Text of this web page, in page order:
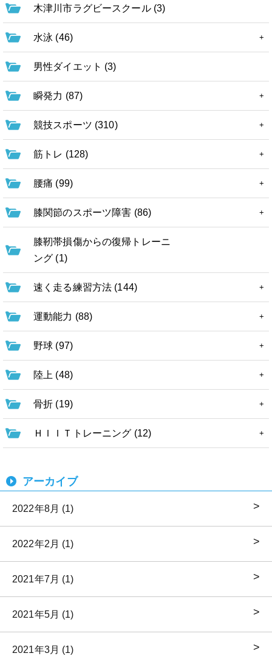
木津川市ラグビースクール (3)
水泳 (46)
男性ダイエット (3)
瞬発力 (87)
競技スポーツ (310)
筋トレ (128)
腰痛 (99)
膝関節のスポーツ障害 (86)
膝靭帯損傷からの復帰トレーニ
ング (1)
速く走る練習方法 (144)
運動能力 (88)
野球 (97)
陸上 (48)
骨折 (19)
ＨＩＩＴトレーニング (12)
アーカイブ
2022年8月 (1)
2022年2月 (1)
2021年7月 (1)
2021年5月 (1)
2021年3月 (1)